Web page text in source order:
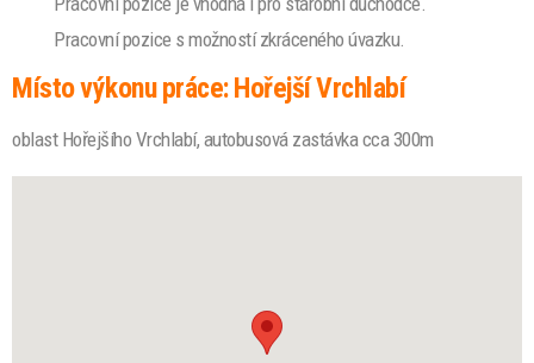
Pracovní pozice s možností zkráceného úvazku.
Místo výkonu práce: Hořejší Vrchlabí
oblast Hořejšího Vrchlabí, autobusová zastávka cca 300m